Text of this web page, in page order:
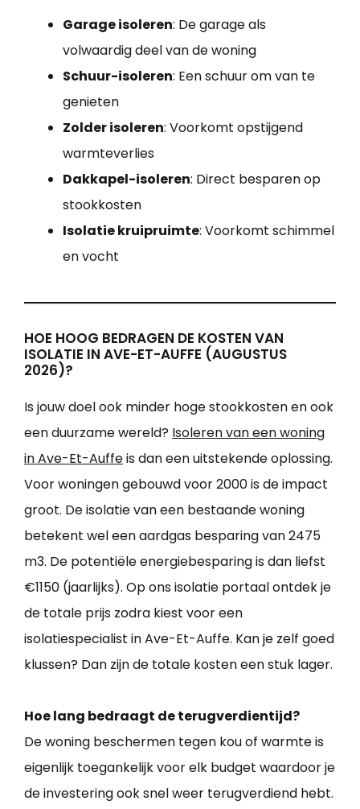
Garage isoleren: De garage als
volwaardig deel van de woning
Schuur-isoleren: Een schuur om van te
genieten
Zolder isoleren: Voorkomt opstijgend
warmteverlies
Dakkapel-isoleren: Direct besparen op
stookkosten
Isolatie kruipruimte: Voorkomt schimmel
en vocht
HOE HOOG BEDRAGEN DE KOSTEN VAN
ISOLATIE IN AVE-ET-AUFFE (AUGUSTUS
2026)?
Is jouw doel ook minder hoge stookkosten en ook
een duurzame wereld? Isoleren van een woning
in Ave-Et-Auffeis dan een uitstekende oplossing.
Voor woningen gebouwd voor 2000 is de impact
groot. De isolatie van een bestaande woning
betekent wel een aardgas besparing van 2475
m3. De potentiële energiebesparing is dan liefst
€1150 (jaarlijks). Op ons isolatie portaal ontdek je
de totale prijs zodra kiest voor een
isolatiespecialist in Ave-Et-Auffe. Kan je zelf goed
klussen? Dan zijn de totale kosten een stuk lager.
Hoe lang bedraagt de terugverdientijd?
De woning beschermen tegen kou of warmte is
eigenlijk toegankelijk voor elk budget waardoor je
de investering ook snel weer terugverdiend hebt.